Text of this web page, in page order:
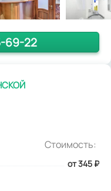
69-22
Стоимость:
от 345 ₽